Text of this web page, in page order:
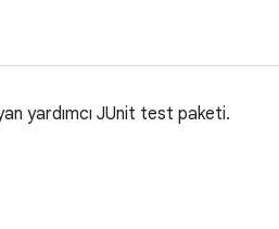
yardımcı JUnit test paketi.